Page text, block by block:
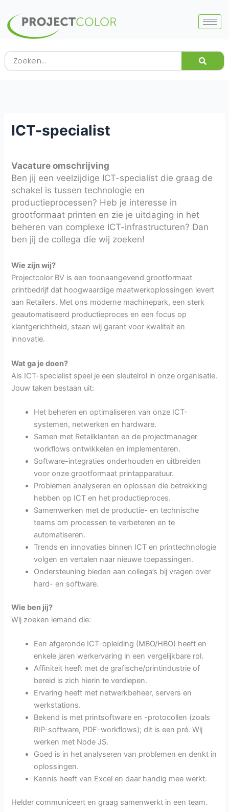
naar
de
Zoeken
ICT-specialist
Vacature omschrijving
Ben jij een veelzijdige ICT-specialist die graag de
schakel is tussen technologie en
productieprocessen? Heb je interesse in
grootformaat printen en zie je uitdaging in het
beheren van complexe ICT-infrastructuren? Dan
ben jij de collega die wij zoeken!
Wie zijn wij?
Projectcolor BV is een toonaangevend grootformaat
printbedrijf dat hoogwaardige maatwerkoplossingen levert
aan Retailers. Met ons moderne machinepark, een sterk
geautomatiseerd productieproces en een focus op
klantgerichtheid, staan wij garant voor kwaliteit en
innovatie.
Wat ga je doen?
Als ICT-specialist speel je een sleutelrol in onze organisatie.
Jouw taken bestaan uit:
Het beheren en optimaliseren van onze ICT-
systemen, netwerken en hardware.
Samen met Retailklanten en de projectmanager
workflows ontwikkelen en implementeren.
Software-integraties onderhouden en uitbreiden
voor onze grootformaat printapparatuur.
Problemen analyseren en oplossen die betrekking
hebben op ICT en het productieproces.
Samenwerken met de productie- en technische
teams om processen te verbeteren en te
automatiseren.
Trends en innovaties binnen ICT en printtechnologie
volgen en vertalen naar nieuwe toepassingen.
Ondersteuning bieden aan collega’s bij vragen over
hard- en software.
Wie ben jij?
Wij zoeken iemand die:
Een afgeronde ICT-opleiding (MBO/HBO) heeft en
enkele jaren werkervaring in een vergelijkbare rol.
Affiniteit heeft met de grafische/printindustrie of
bereid is zich hierin te verdiepen.
Ervaring heeft met netwerkbeheer, servers en
werkstations.
Bekend is met printsoftware en -protocollen (zoals
RIP-software, PDF-workflows); dit is een pré. Wij
werken met Node JS.
Goed is in het analyseren van problemen en denkt in
oplossingen.
Kennis heeft van Excel en daar handig mee werkt.
Helder communiceert en graag samenwerkt in een team.